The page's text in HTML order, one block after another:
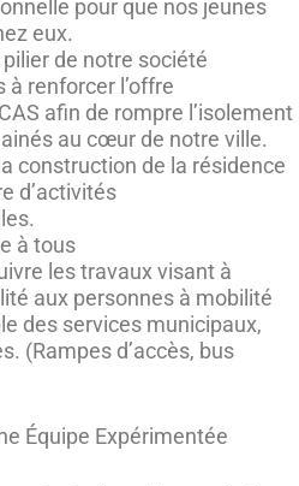
pour que nos jeunes
eux.
de notre société
renforcer l’offre
afin de rompre l’isolement
au cœur de notre ville.
construction de la résidence
d’activités
à tous
les travaux visant à
aux personnes à mobilité
des services municipaux,
(Rampes d’accès, bus
Équipe Expérimentée